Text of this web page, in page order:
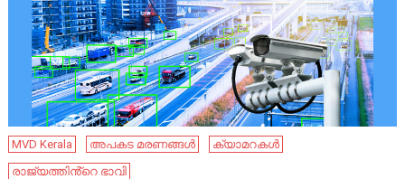
MVD Kerala അപകട മരണങ്ങൾ
ക്യാമറകൾ
രാജ്യത്തിൻ്റെ ഭാവി